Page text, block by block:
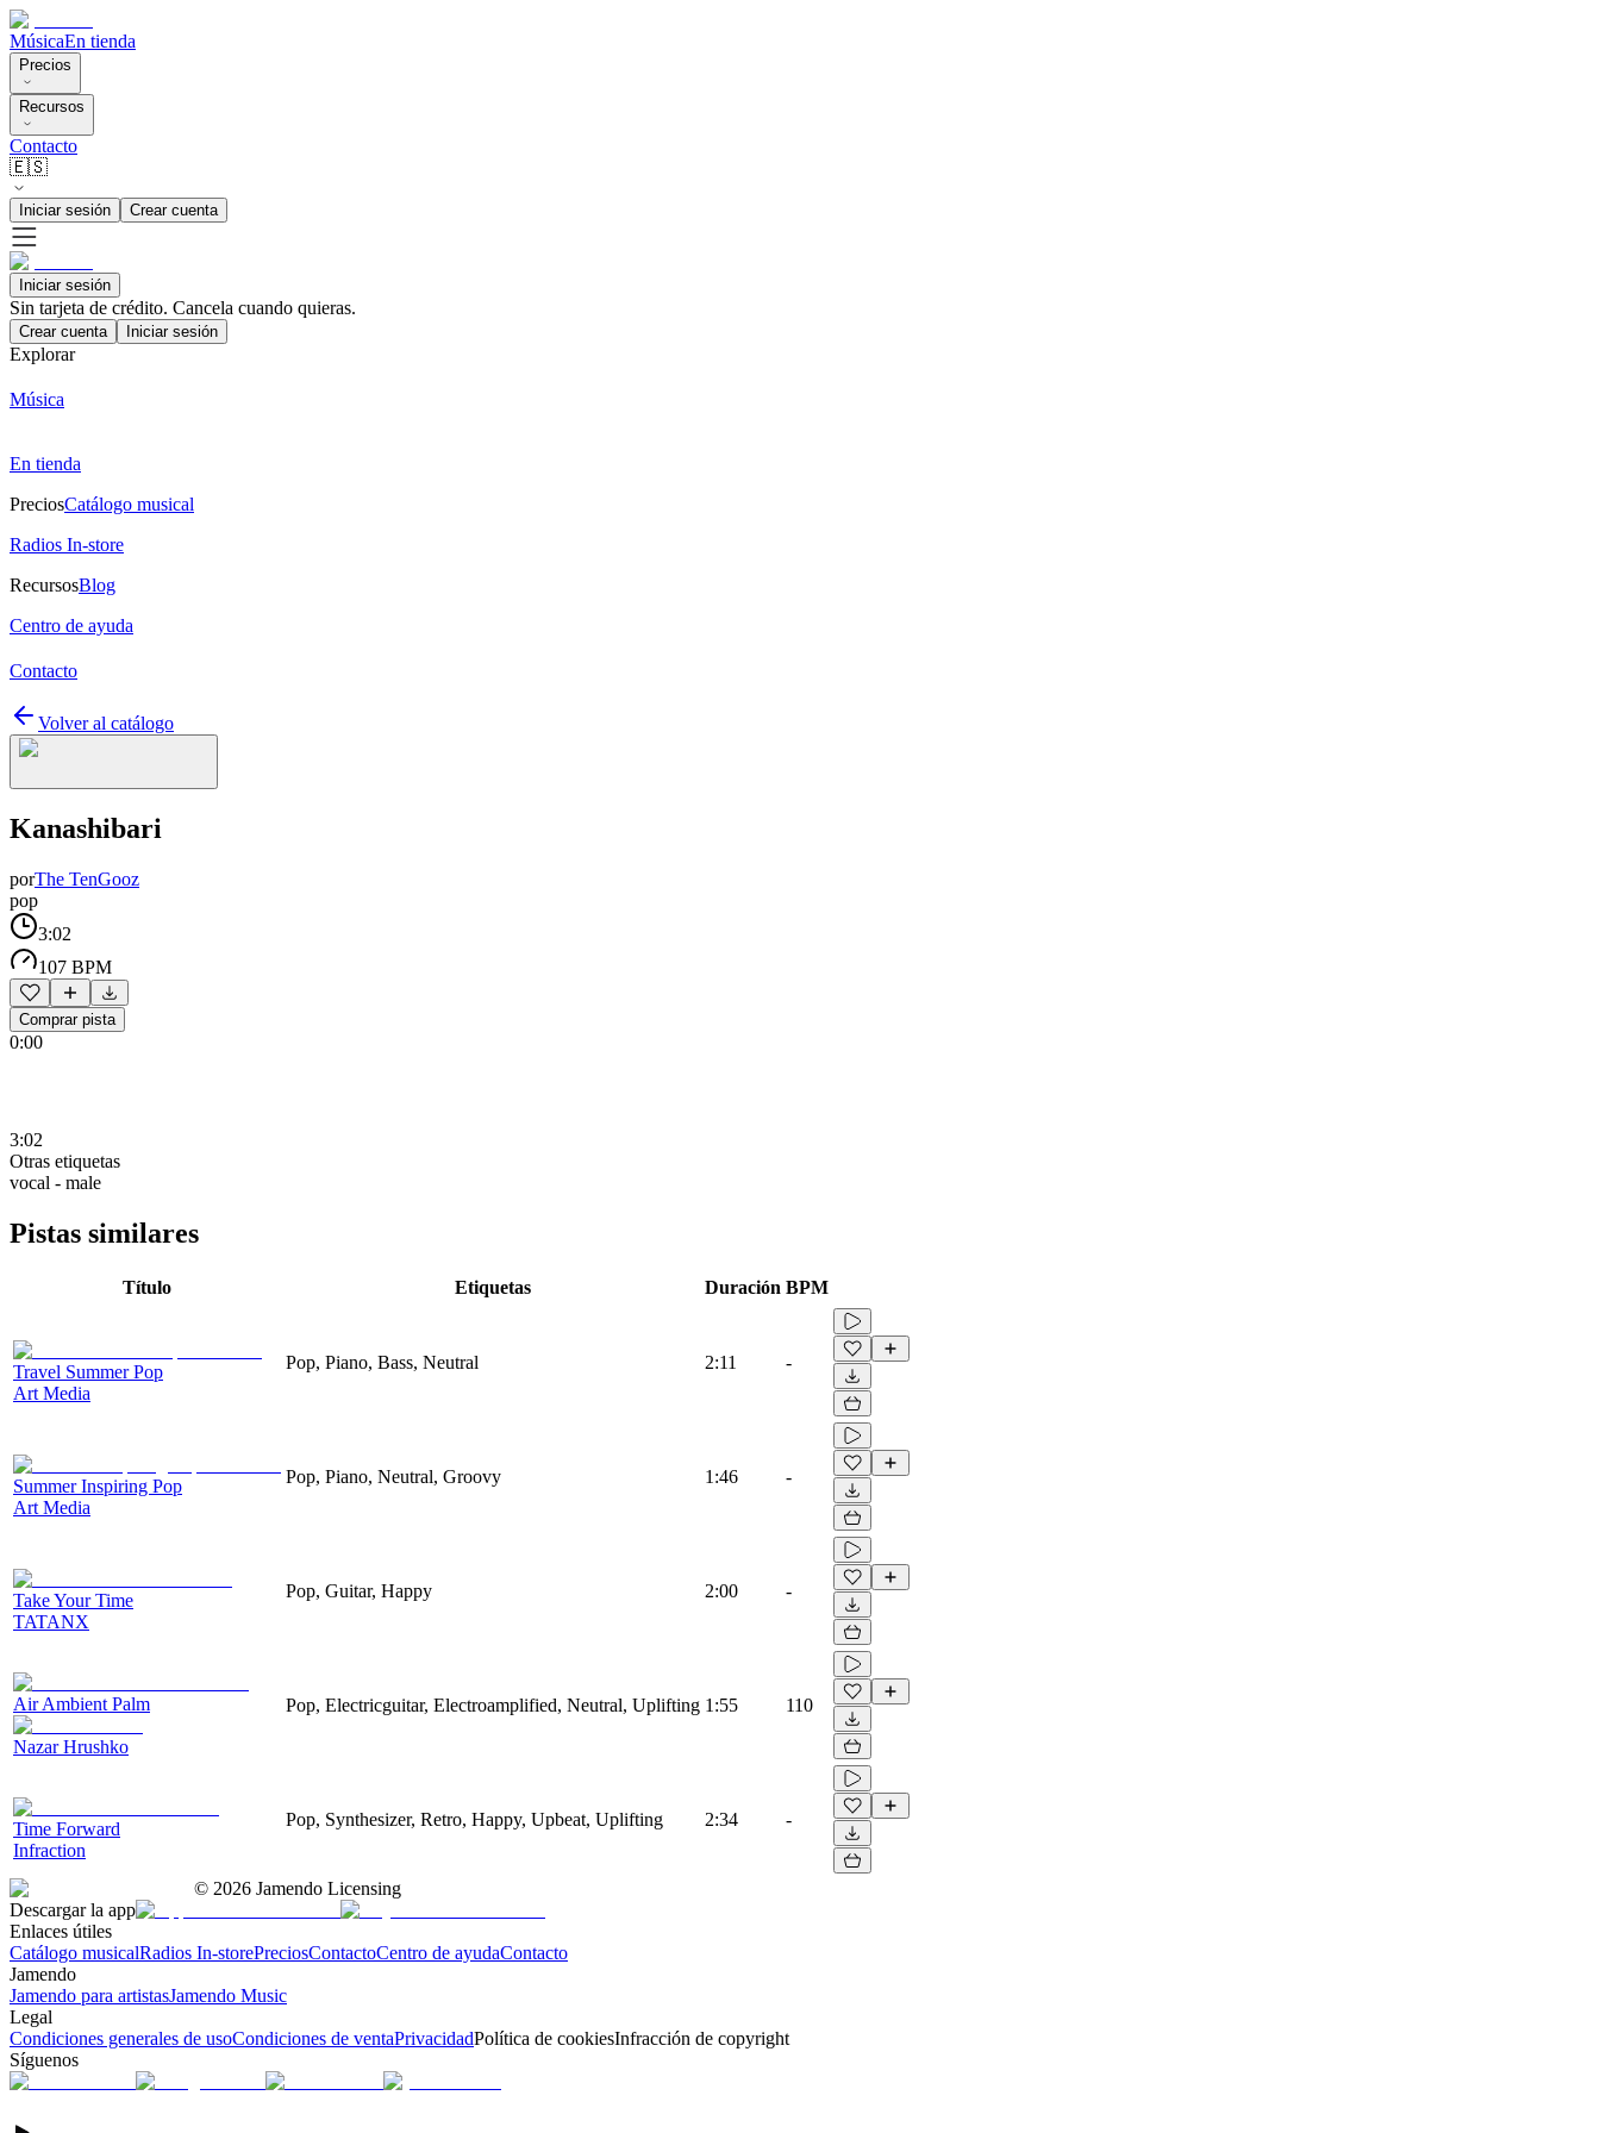
MúsicaEn tienda
Precios
Recursos
Contacto
🇪🇸
Iniciar sesión Crear cuenta
Iniciar sesión
Sin tarjeta de crédito. Cancela cuando quieras.
Crear cuenta Iniciar sesión
Explorar
Música
En tienda
PreciosCatálogo musical
Radios In-store
RecursosBlog
Centro de ayuda
Contacto
Volver al catálogo
Kanashibari
porThe TenGooz
pop
3:02
107 BPM
Comprar pista
0:00
3:02
Otras etiquetas
vocal - male
Pistas similares
Título Etiquetas Duración BPM
Travel Summer Pop
Art Media
Pop, Piano, Bass, Neutral 2:11 -
Summer Inspiring Pop
Art Media
Pop, Piano, Neutral, Groovy 1:46 -
Take Your Time
TATANX
Pop, Guitar, Happy 2:00 -
Air Ambient Palm
Nazar Hrushko
Pop, Electricguitar, Electroamplified, Neutral, Uplifting 1:55 110
Time Forward
Infraction
Pop, Synthesizer, Retro, Happy, Upbeat, Uplifting 2:34 -
© 2026 Jamendo Licensing
Descargar la app
Enlaces útiles
Catálogo musicalRadios In-storePreciosContactoCentro de ayudaContacto
Jamendo
Jamendo para artistasJamendo Music
Legal
Condiciones generales de usoCondiciones de ventaPrivacidadPolítica de cookiesInfracción de copyright
Síguenos